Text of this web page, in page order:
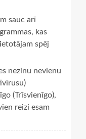
sauc arī
kas
spēj
nezinu nevienu
(Trīsvienīgo),
reizi esam